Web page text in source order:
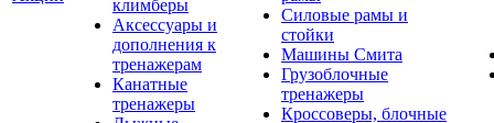
климберы
Аксессуары и
дополнения к
тренажерам
Канатные
тренажеры
Силовые рамы и
стойки
Машины Смита
Грузоблочные
тренажеры
Кроссоверы, блочные